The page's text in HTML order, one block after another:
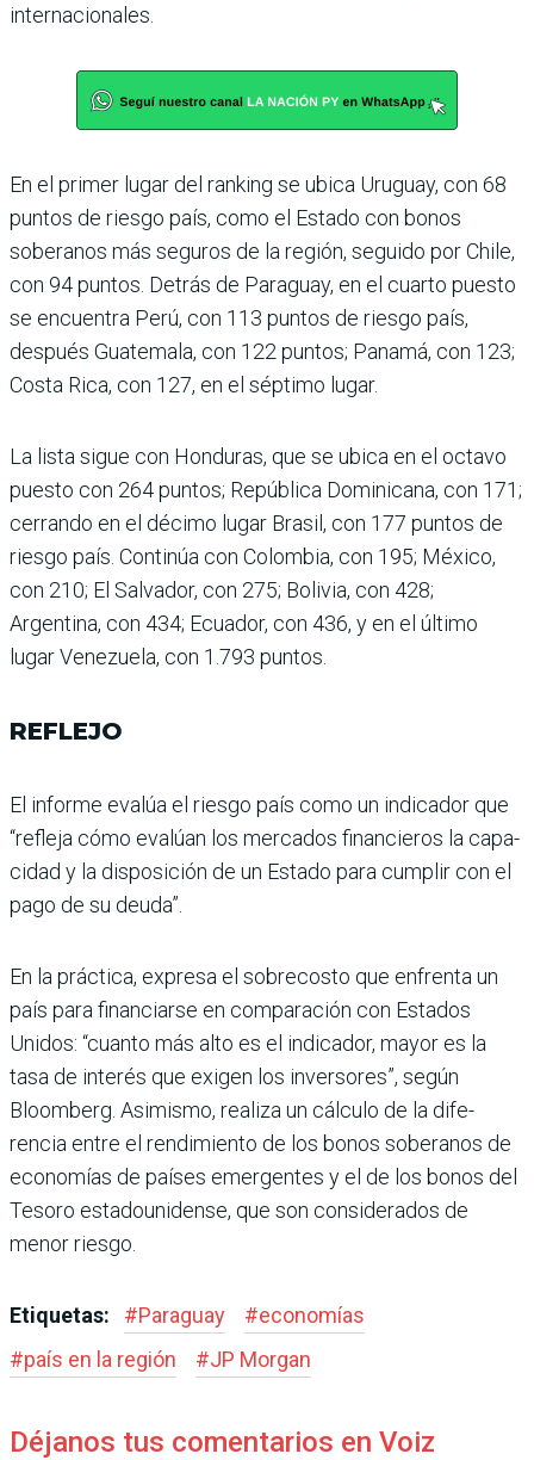
inter­nacionales.
En el primer lugar del ran­king se ubica Uruguay, con 68
puntos de riesgo país, como el Estado con bonos
soberanos más seguros de la región, seguido por Chile,
con 94 puntos. Detrás de Para­guay, en el cuarto puesto
se encuentra Perú, con 113 pun­tos de riesgo país,
después Guatemala, con 122 puntos; Panamá, con 123;
Costa Rica, con 127, en el séptimo lugar.
La lista sigue con Hondu­ras, que se ubica en el octavo
puesto con 264 puntos; República Dominicana, con 171;
cerrando en el décimo lugar Brasil, con 177 puntos de
riesgo país. Continúa con Colombia, con 195; México,
con 210; El Salvador, con 275; Bolivia, con 428;
Argentina, con 434; Ecuador, con 436, y en el último
lugar Venezuela, con 1.793 puntos.
REFLEJO
El informe evalúa el riesgo país como un indicador que
“refleja cómo evalúan los mercados financieros la capa­
cidad y la disposición de un Estado para cumplir con el
pago de su deuda”.
En la práctica, expresa el sobrecosto que enfrenta un
país para financiarse en com­paración con Estados
Unidos: “cuanto más alto es el indica­dor, mayor es la
tasa de inte­rés que exigen los inversores”, según
Bloomberg. Asimismo, realiza un cálculo de la dife­
rencia entre el rendimiento de los bonos soberanos de
econo­mías de países emergentes y el de los bonos del
Tesoro esta­dounidense, que son conside­rados de
menor riesgo.
Etiquetas: #Paraguay #economías
#país en la región #JP Morgan
Déjanos tus comentarios en Voiz